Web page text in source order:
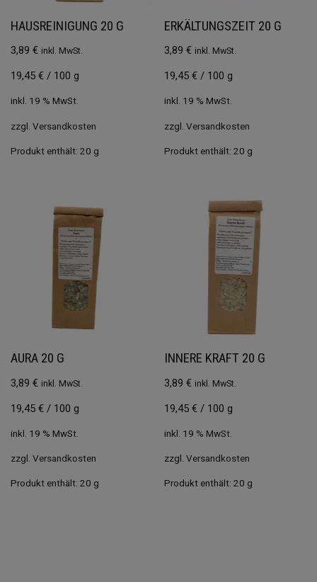
HAUSREINIGUNG 20 G
3,89 € inkl. MwSt.
19,45 € / 100 g
inkl. 19 % MwSt.
zzgl. Versandkosten
Produkt enthält: 20 g
ERKÄLTUNGSZEIT 20 G
3,89€ inkl. MwSt.
19,45€ / 100 g
inkl. 19 % MwSt.
zzgl.Versandkosten
Produkt enthält: 20 g
AURA 20 G
3,89 € inkl. MwSt.
19,45 € / 100 g
inkl. 19 % MwSt.
zzgl. Versandkosten
Produkt enthält: 20 g
INNERE KRAFT 20 G
3,89€ inkl. MwSt.
19,45€ / 100 g
inkl. 19 % MwSt.
zzgl.Versandkosten
Produkt enthält: 20 g